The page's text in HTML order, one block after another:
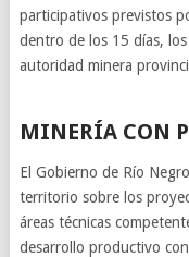
participativos previstos
dentro de los 15 días,
autoridad minera
MINERÍA CON
El Gobierno de Río
territorio sobre los
áreas técnicas
desarrollo productivo